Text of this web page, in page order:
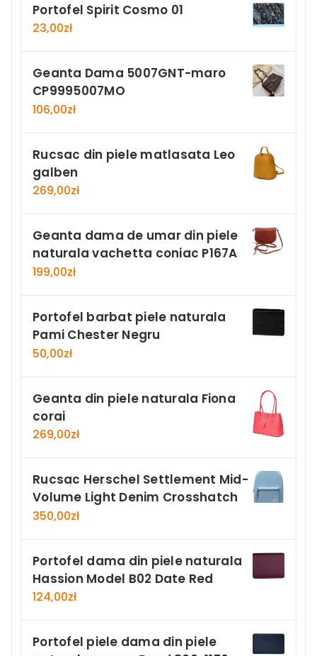
Portofel Spirit Cosmo 01
23,00zł
Geanta Dama 5007GNT-maro
CP9995007MO
106,00zł
Rucsac din piele matlasata Leo
galben
269,00zł
Geanta dama de umar din piele
naturala vachetta coniac P167A
199,00zł
Portofel barbat piele naturala
Pami Chester Negru
50,00zł
Geanta din piele naturala Fiona
corai
269,00zł
Rucsac Herschel Settlement Mid-
Volume Light Denim Crosshatch
350,00zł
Portofel dama din piele naturala
Hassion Model B02 Date Red
124,00zł
Portofel piele dama din piele